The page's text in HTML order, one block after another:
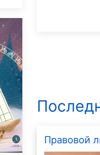
Правовой